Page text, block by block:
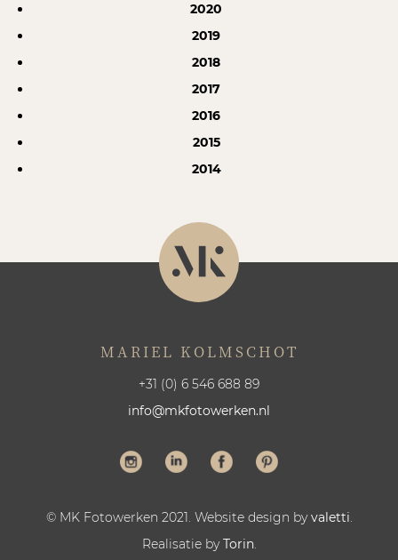
2020
2019
2018
2017
2016
2015
2014
MARIEL KOLMSCHOT
+31 (0) 6 546 688 89
info@mkfotowerken.nl
© MK Fotowerken 2021. Website design byvaletti.
Realisatie byTorin.